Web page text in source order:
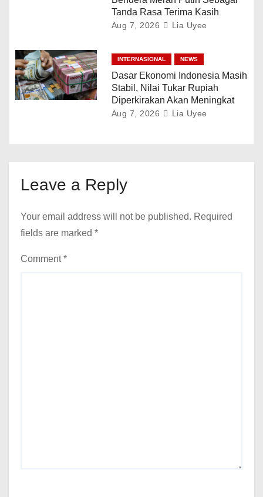
Tanda Rasa Terima Kasih
Aug 7, 2026 Lia Uyee
INTERNASIONAL NEWS
Dasar Ekonomi Indonesia Masih
Stabil, Nilai Tukar Rupiah
Diperkirakan Akan Meningkat
Aug 7, 2026 Lia Uyee
Leave a Reply
Your email address will not be published. Required
fields are marked *
Comment*